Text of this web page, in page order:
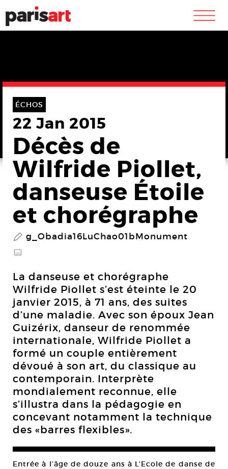
m
ÉCHOS
22 Jan 2015
Décès de
Wilfride Piollet,
danseuse Étoile
et chorégraphe
P g_Obadia16LuChao01bMonument
@
La danseuse et chorégraphe
Wilfride Piollet s’est éteinte le 20
janvier 2015, à 71 ans, des suites
d’une maladie. Avec son époux Jean
Guizérix, danseur de renommée
internationale, Wilfride Piollet a
formé un couple entièrement
dévoué à son art, du classique au
contemporain. Interprète
mondialement reconnue, elle
s’illustra dans la pédagogie en
concevant notamment la technique
des «barres flexibles».
Entrée à l’âge de douze ans à L’Ecole de danse de